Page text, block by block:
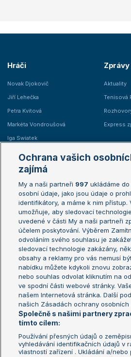
Hráči
Novak Djokovič
Jiří Lehečka
Petra Kvitová
Markéta Vondroušová
Iga Swiatek
Zprávy
Aktuality
Tenisová
Express
Žebříčky
Žebříček ATP (muži)
Žebříček WTA (ženy)
Sázkařský žebříček
Australian
French
Wimbledon
US Open
Turnaj
Turnaj
Aktualní trendy
Fotbalové přestupy
Livesport Daily
LS Prague Open
Podmínky užití
Ochrana vašich
zajímá
My a naši partneři 997 ukládáme
osobní údaje, jako jsou údaje o
identifikátory, a máme k nim přístup.
umožňuje, aby sledovací
uvedené v části My a naši partneři
účelem poskytování. Výběrem
odvoláním svého souhlasu je
sledovací technologie zakázány,
obsahy a reklamy pro vás nemusí
nabídku můžete kdykoli znovu
nebo souhlas odvolat kliknutím na
ve spodní části webové stránky.
našem Internetová stránka. Další
našich Zásadách ochrany osobních
Společně s našimi partnery
tímto cílem:
Používání přesných údajů o
vyhledávání identifikačních údajů v
vlastností zařízení . Ukládání a/